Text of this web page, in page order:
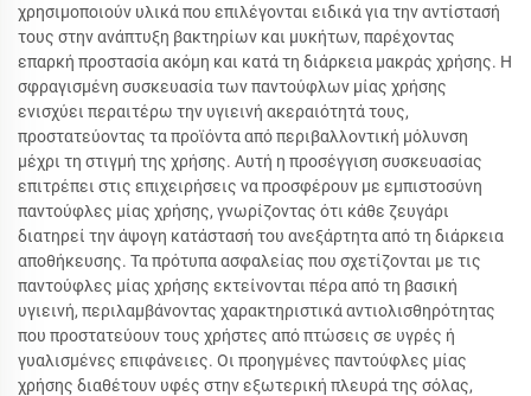
χρησιμοποιούν υλικά που επιλέγονται ειδικά για την αντίστασή
τους στην ανάπτυξη βακτηρίων και μυκήτων, παρέχοντας
επαρκή προστασία ακόμη και κατά τη διάρκεια μακράς χρήσης. Η
σφραγισμένη συσκευασία των παντούφλων μίας χρήσης
ενισχύει περαιτέρω την υγιεινή ακεραιότητά τους,
προστατεύοντας τα προϊόντα από περιβαλλοντική μόλυνση
μέχρι τη στιγμή της χρήσης. Αυτή η προσέγγιση συσκευασίας
επιτρέπει στις επιχειρήσεις να προσφέρουν με εμπιστοσύνη
παντούφλες μίας χρήσης, γνωρίζοντας ότι κάθε ζευγάρι
διατηρεί την άψογη κατάστασή του ανεξάρτητα από τη διάρκεια
αποθήκευσης. Τα πρότυπα ασφαλείας που σχετίζονται με τις
παντούφλες μίας χρήσης εκτείνονται πέρα από τη βασική
υγιεινή, περιλαμβάνοντας χαρακτηριστικά αντιολισθηρότητας
που προστατεύουν τους χρήστες από πτώσεις σε υγρές ή
γυαλισμένες επιφάνειες. Οι προηγμένες παντούφλες μίας
χρήσης διαθέτουν υφές στην εξωτερική πλευρά της σόλας,